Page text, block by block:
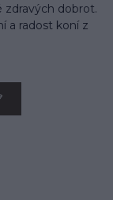
zdravých dobrot.
a radost koní z